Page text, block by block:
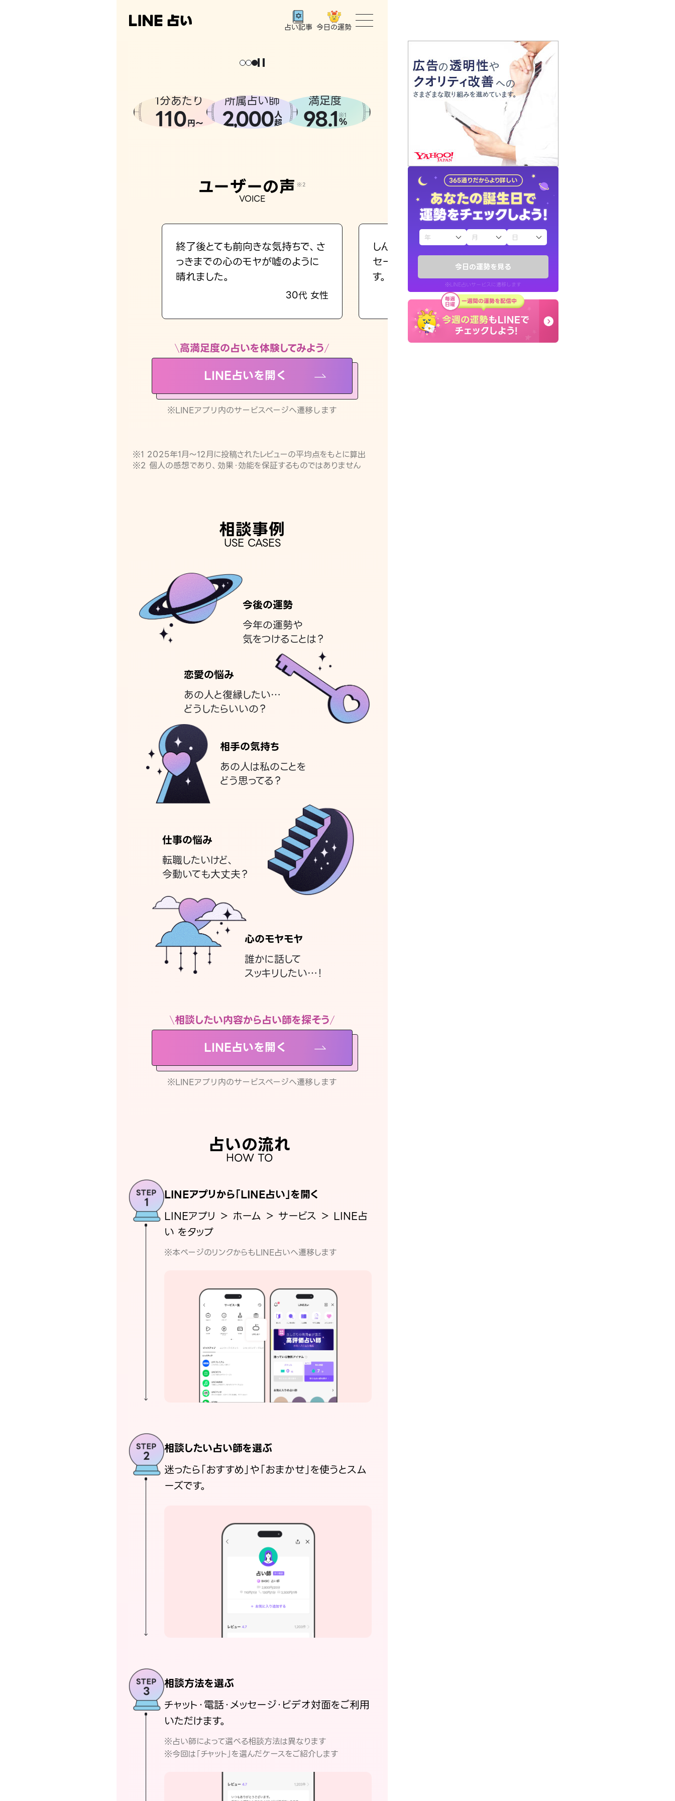
今日の運勢を見る
※LINE占いサービスに遷移します
占い記事 今日の運勢
トップ
ユーザーの声
占いの流れ
おすすめの占い師
よくある質問
えもじの子（占）12星座占い
お知らせ
。
1分あたり
110円〜
所属占い師
2,000人
超
満足度
98.1 ※1
%
ユーザーの声 ※2
VOICE
終了後とても前向きな気持ちで、さ
っきまでの心のモヤが嘘のように
晴れました。
30代 女性
しんどくなってましたが、先生のメッ
セージを読み返してお守りにしてま
す。
40代 女性
高満足度の占いを体験してみよう
LINE占いを開く
※LINEアプリ内のサービスページへ遷移します
※1 2025年1月〜12月に投稿されたレビューの平均点をもとに算出
※2 個人の感想であり、効果・効能を保証するものではありません
相談事例
USE CASES
今後の運勢
今年の運勢や
気をつけることは？
恋愛の悩み
あの人と復縁したい…
どうしたらいいの？
相手の気持ち
あの人は私のことを
どう思ってる？
仕事の悩み
転職したいけど、
今動いても大丈夫？
心のモヤモヤ
誰かに話して
スッキリしたい…！
相談したい内容から占い師を探そう
LINE占いを開く
※LINEアプリ内のサービスページへ遷移します
占いの流れ
HOW TO
LINEアプリから「LINE占い」を開く
LINEアプリ ＞ ホーム ＞ サービス ＞ LINE占
い をタップ
※本ページのリンクからもLINE占いへ遷移します
相談したい占い師を選ぶ
迷ったら「おすすめ」や「おまかせ」を使うとスム
ーズです。
相談方法を選ぶ
チャット・電話・メッセージ・ビデオ対面をご利用
いただけます。
※占い師によって選べる相談方法は異なります
※今回は「チャット」を選んだケースをご紹介します